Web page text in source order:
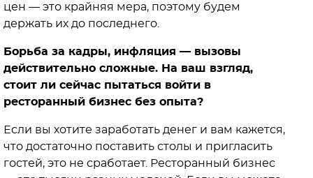
цен — это крайняя мера, поэтому будем
держать их до последнего.
Борьба за кадры, инфляция — вызовы
действительно сложные. На ваш взгляд,
стоит ли сейчас пытаться войти в
ресторанный бизнес без опыта?
Если вы хотите заработать денег и вам кажется,
что достаточно поставить столы и пригласить
гостей, это не сработает. Ресторанный бизнес